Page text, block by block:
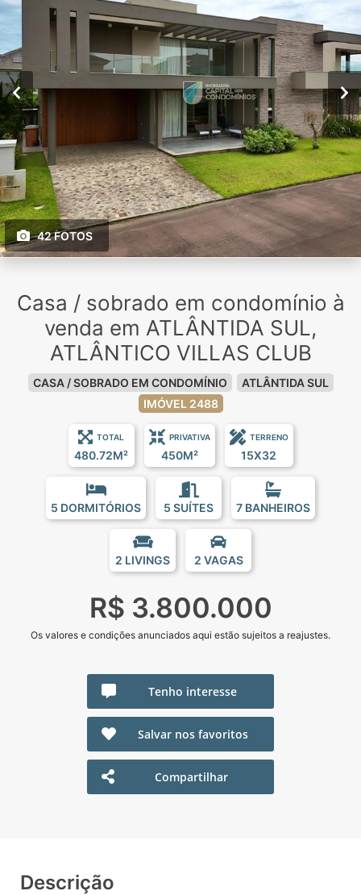
42 FOTOS
Casa / sobrado em condomínio à
venda em ATLÂNTIDA SUL,
ATLÂNTICO VILLAS CLUB
CASA / SOBRADO EM CONDOMÍNIO
ATLÂNTIDA SUL
IMÓVEL 2488
TOTAL
480.72M²
PRIVATIVA
450M²
TERRENO
15X32
5 DORMITÓRIOS 5 SUÍTES 7 BANHEIROS
2 LIVINGS 2 VAGAS
R$ 3.800.000
Os valores e condições anunciados aqui estão sujeitos a reajustes.
Tenho interesse
Salvar nos favoritos
Compartilhar
Descrição